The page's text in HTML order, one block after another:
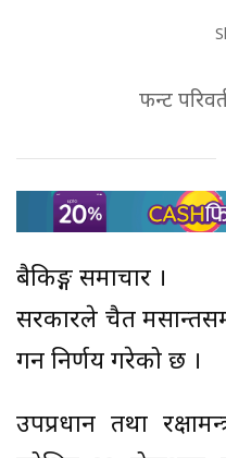
फन्ट
बैकिङ्ग समाचार ।
सरकारले चैत
गर्ने निर्णय गरेको छ ।
उपप्रधान तथा